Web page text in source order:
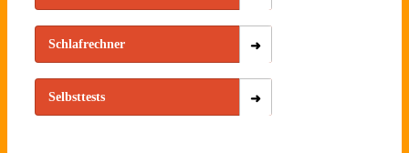
Schlafrechner
Selbsttests